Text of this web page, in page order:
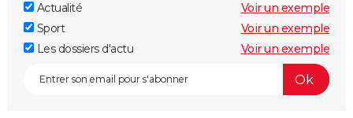
Actualité
Voir un exemple
Sport
Voir un exemple
Les dossiers d'actu
Voir un exemple